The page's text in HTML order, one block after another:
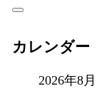
カレンダー
2026年8月